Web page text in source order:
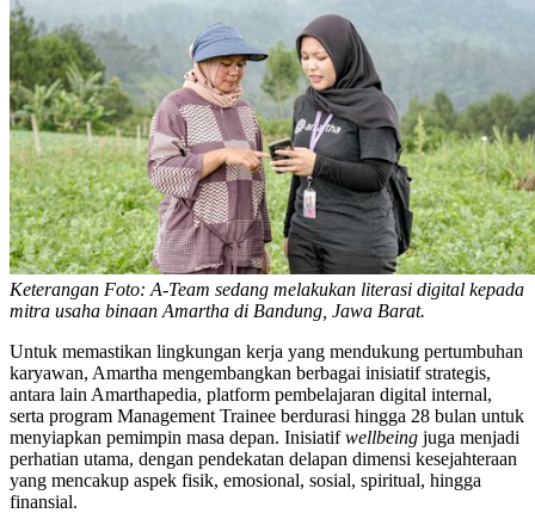
Keterangan Foto: A-Team sedang melakukan literasi digital kepada
mitra usaha binaan Amartha di Bandung, Jawa Barat.
Untuk memastikan lingkungan kerja yang mendukung pertumbuhan
karyawan, Amartha mengembangkan berbagai inisiatif strategis,
antara lain Amarthapedia, platform pembelajaran digital internal,
serta program Management Trainee berdurasi hingga 28 bulan untuk
menyiapkan pemimpin masa depan. Inisiatifwellbeing juga menjadi
perhatian utama, dengan pendekatan delapan dimensi kesejahteraan
yang mencakup aspek fisik, emosional, sosial, spiritual, hingga
finansial.